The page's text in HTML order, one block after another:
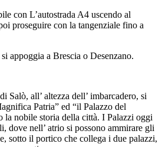
con L’autostrada A4 uscendo al
proseguire con la tangenziale fino a
appoggia a Brescia o Desenzano.
Salò, all’ altezza dell’ imbarcadero, si
Patria” ed “il Palazzo del
la nobile storia della città. I Palazzi oggi
dove nell’ atrio si possono ammirare gli
sotto il portico che collega i due palazzi,